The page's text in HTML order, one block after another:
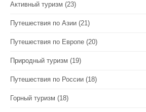
Активный туризм (23)
Путешествия по Азии (21)
Путешествия по Европе (20)
Природный туризм (19)
Путешествия по России (18)
Горный туризм (18)